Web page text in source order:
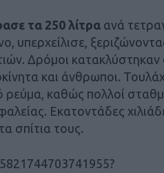
τα 250 λίτρα ανά
υπερχείλισε,
Δρόμοι κατακλύστηκαν
και άνθρωποι.
ρεύμα, καθώς πολλοί
Εκατοντάδες
σπίτια τους.